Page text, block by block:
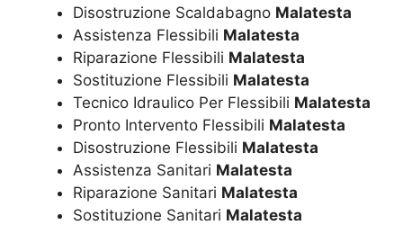
Disostruzione Scaldabagno Malatesta
Assistenza Flessibili Malatesta
Riparazione Flessibili Malatesta
Sostituzione Flessibili Malatesta
Tecnico Idraulico Per Flessibili Malatesta
Pronto Intervento Flessibili Malatesta
Disostruzione Flessibili Malatesta
Assistenza Sanitari Malatesta
Riparazione Sanitari Malatesta
Sostituzione Sanitari Malatesta